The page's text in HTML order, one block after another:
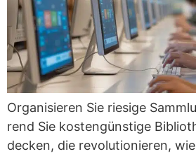
Orga­ni­sie­ren Sie rie­si­ge
rend Sie kos­ten­güns­ti­ge
de­cken, die revo­lu­tio­nie­ren,